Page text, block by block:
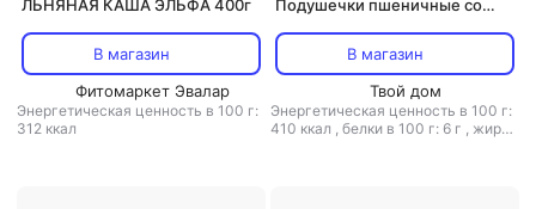
ЛЬНЯНАЯ КАША ЭЛЬФА 400г
В магазин
Фитомаркет Эвалар
Энергетическая ценность в 100 г:
312 ккал
Подушечки пшеничные со
В магазин
Твой дом
Энергетическая ценность в 100 г:
410 ккал , белки в 100 г: 6 г , жиры